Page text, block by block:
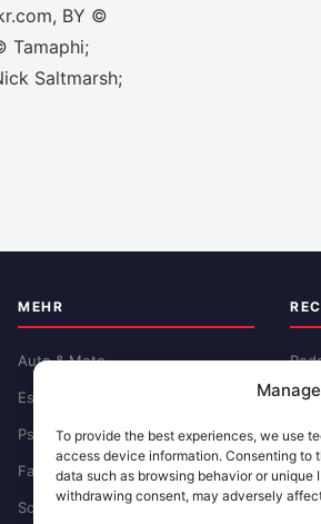
To provide the best experiences, we use
access device information. Consenting to
data such as browsing behavior or unique
withdrawing consent, may adversely
BY ©
Tamaphi;
Saltmarsh;
MEHR
Auto & Moto
Essen & Trinken
Psychologie
Familie
Schule & Beruf